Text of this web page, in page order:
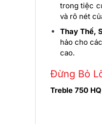
trong tiệc
và rõ nét
Thay Thế,
hảo cho
cao.
Đừng Bỏ
Treble 750